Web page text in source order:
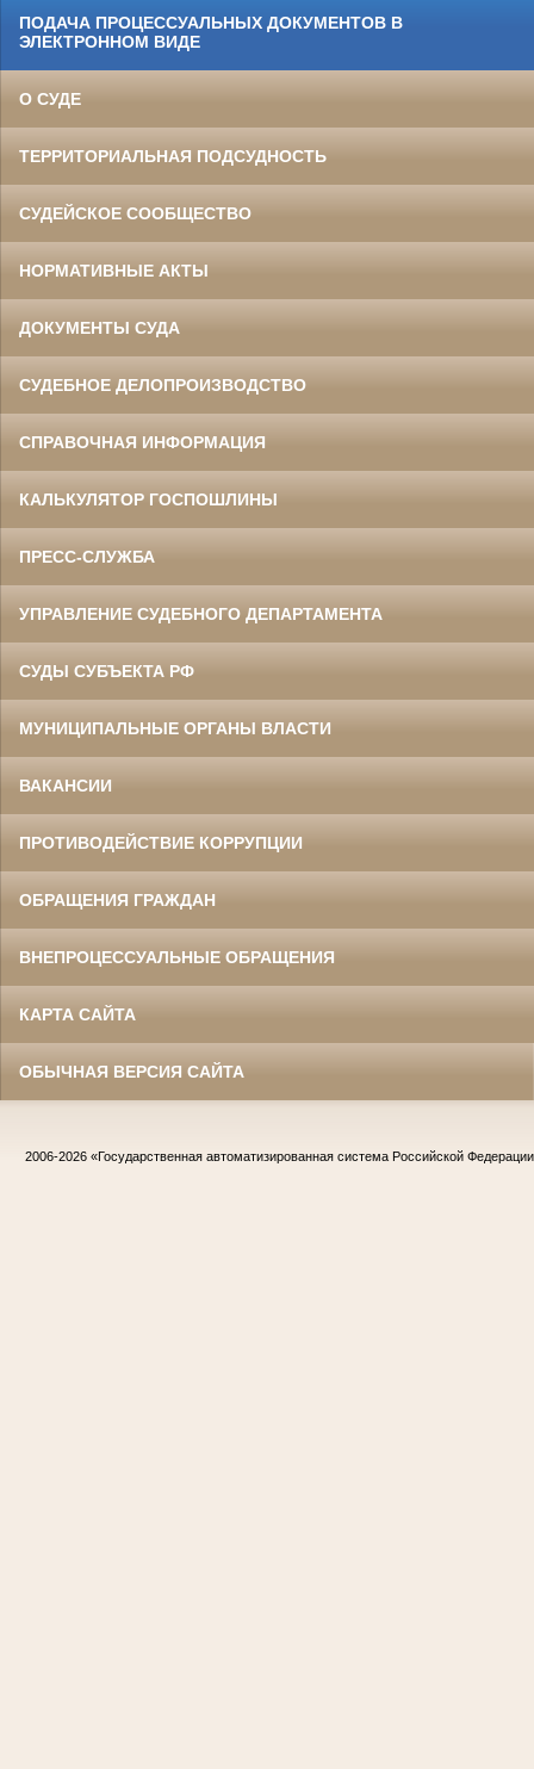
ПОДАЧА ПРОЦЕССУАЛЬНЫХ ДОКУМЕНТОВ В
ЭЛЕКТРОННОМ ВИДЕ
О СУДЕ
ТЕРРИТОРИАЛЬНАЯ ПОДСУДНОСТЬ
СУДЕЙСКОЕ СООБЩЕСТВО
НОРМАТИВНЫЕ АКТЫ
ДОКУМЕНТЫ СУДА
СУДЕБНОЕ ДЕЛОПРОИЗВОДСТВО
СПРАВОЧНАЯ ИНФОРМАЦИЯ
КАЛЬКУЛЯТОР ГОСПОШЛИНЫ
ПРЕСС-СЛУЖБА
УПРАВЛЕНИЕ СУДЕБНОГО ДЕПАРТАМЕНТА
СУДЫ СУБЪЕКТА РФ
МУНИЦИПАЛЬНЫЕ ОРГАНЫ ВЛАСТИ
ВАКАНСИИ
ПРОТИВОДЕЙСТВИЕ КОРРУПЦИИ
ОБРАЩЕНИЯ ГРАЖДАН
ВНЕПРОЦЕССУАЛЬНЫЕ ОБРАЩЕНИЯ
КАРТА САЙТА
ОБЫЧНАЯ ВЕРСИЯ САЙТА
2006-2026 «Государственная автоматизированная система Российской